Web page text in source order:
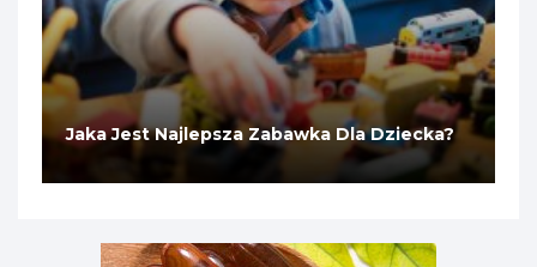
Jaka Jest Najlepsza Zabawka Dla Dziecka?